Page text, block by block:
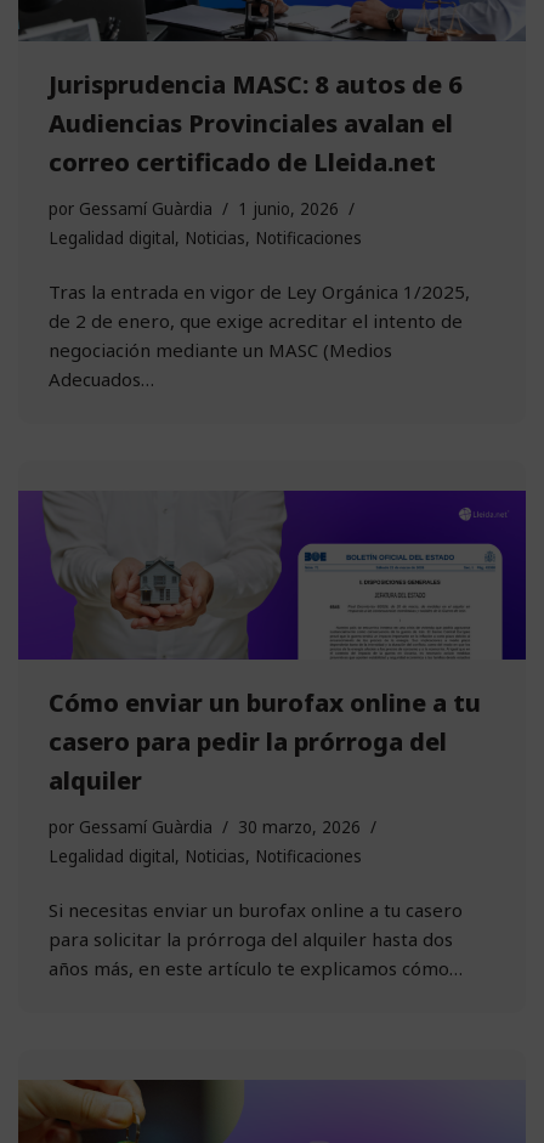
Jurisprudencia MASC: 8 autos de 6
Audiencias Provinciales avalan el
correo certificado de Lleida.net
por Gessamí Guàrdia
1 junio, 2026
Legalidad digital , Noticias, Notificaciones
Tras la entrada en vigor de Ley Orgánica 1/2025,
de 2 de enero, que exige acreditar el intento de
negociación mediante un MASC (Medios
Adecuados…
Cómo enviar un burofax online a tu
casero para pedir la prórroga del
alquiler
por Gessamí Guàrdia
30 marzo, 2026
Legalidad digital, Noticias, Notificaciones
Si necesitas enviar un burofax online a tu casero
para solicitar la prórroga del alquiler hasta dos
años más, en este artículo te explicamos cómo…